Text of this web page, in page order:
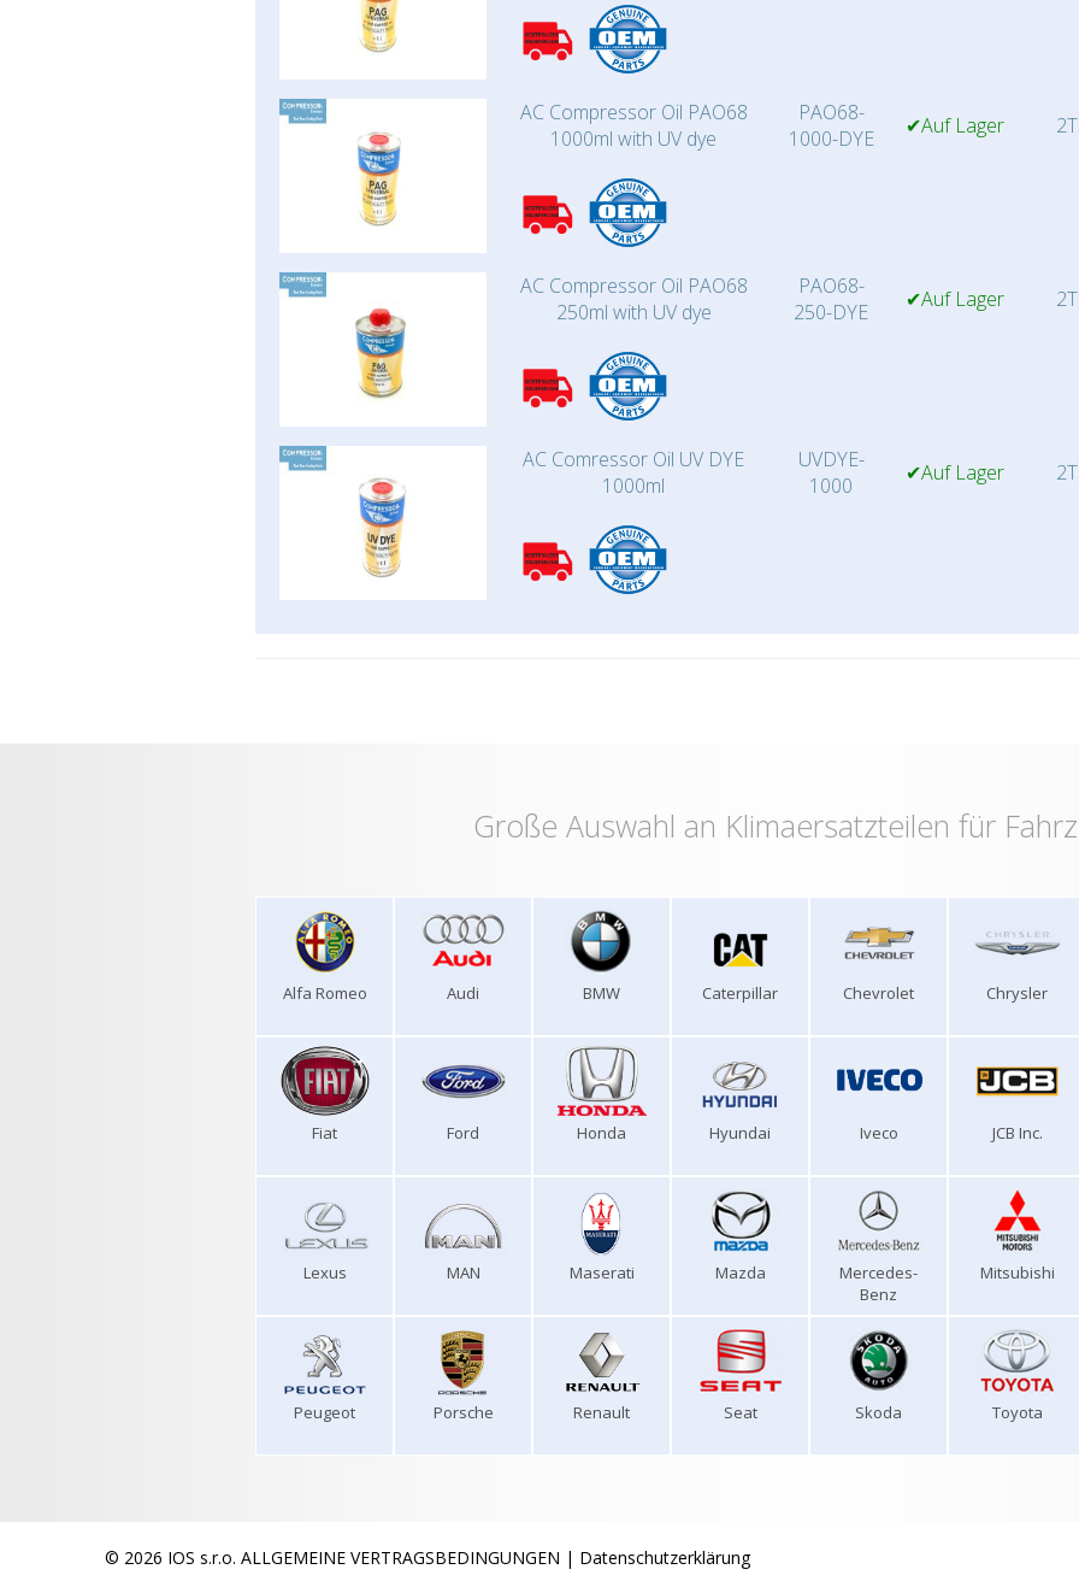
AC Compressor Oil PAO68
1000ml with UV dye
PAO68-
1000-DYE
✔Auf Lager
AC Compressor Oil PAO68
250ml with UV dye
PAO68-
250-DYE
✔Auf Lager
AC Comressor Oil UV DYE
1000ml
UVDYE-
1000
✔Auf Lager
Große Auswahl an Klimaersatzteilen für
Alfa Romeo Audi BMW Caterpillar Chevrolet Chrysler
Fiat Ford Honda Hyundai Iveco JCB Inc.
Lexus MAN Maserati Mazda
Mercedes-
Benz
Mitsubishi
Peugeot Porsche Renault Seat Skoda Toyota
© 2026 IOS s.r.o. ALLGEMEINE VERTRAGSBEDINGUNGEN | Datenschutzerklärung